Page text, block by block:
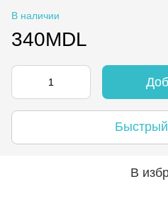
В наличии
340MDL
Быстрый
В